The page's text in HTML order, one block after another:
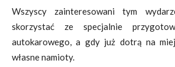
Wszyscy zainteresowani tym
skorzystać ze specjalnie
autokarowego, a gdy już dotrą na
własne namioty.